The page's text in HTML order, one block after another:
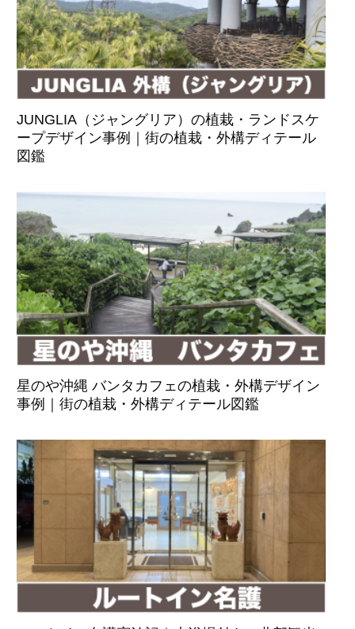
JUNGLIA（ジャングリア）の植栽・ランドスケ
ープデザイン事例｜街の植栽・外構ディテール
図鑑
星のや沖縄 バンタカフェの植栽・外構デザイン
事例｜街の植栽・外構ディテール図鑑